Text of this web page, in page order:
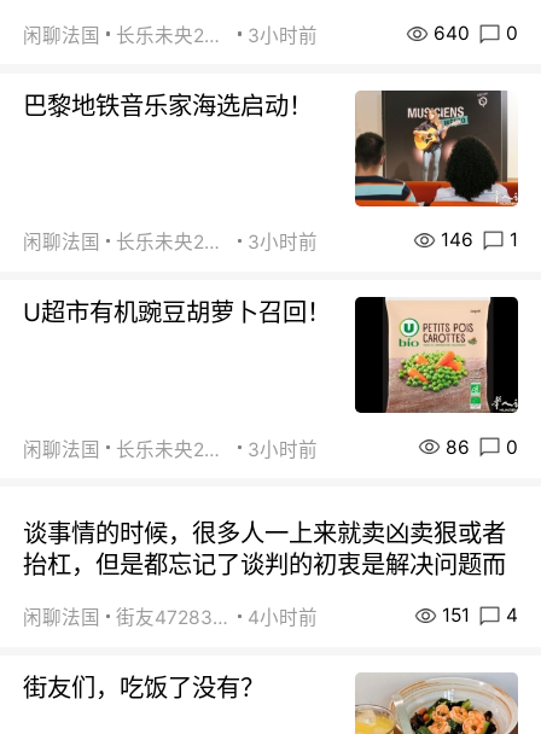
闲聊法国 长乐未央2015 3小时前 640 0
巴黎地铁音乐家海选启动！
闲聊法国 长乐未央2015 3小时前 146 1
U超市有机豌豆胡萝卜召回！
闲聊法国 长乐未央2015 3小时前 86 0
谈事情的时候，很多人一上来就卖凶卖狠或者
抬杠，但是都忘记了谈判的初衷是解决问题而
闲聊法国 街友472838572 4小时前 151 4
街友们，吃饭了没有？